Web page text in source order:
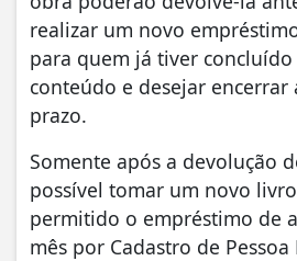
realizar um novo
para quem já tiver
conteúdo e desejar
prazo.
Somente após a devolução
possível tomar um novo
permitido o empréstimo de
mês por Cadastro de Pessoa